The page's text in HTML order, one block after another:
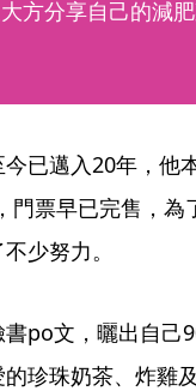
方分享自己的減
已邁入20年，他
門票早已完售，
少努力。
書po文，曬出自己
珍珠奶茶、炸雞